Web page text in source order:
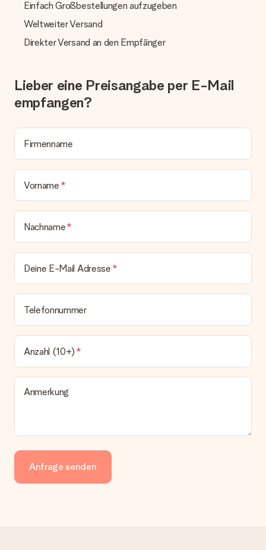
Was, wenn das Geschenk meine Erwartungen nicht
erfüllt?
Sollte das Geschenk wider Erwarten deine Erwartungen nicht
Wird die Rechnung mit der Bestellung mitverschickt?
Alle Lieferungen erfolgen ohne Rechnung und/oder
zeitgleich mit der Bestätigungsmail und kannst sie jederzeit in
deinem MySurprise Account einsehen. Du kannst das
Einfach Großbestellungen aufzugeben
Weltweiter Versand
Direkter Versand an den Empfänger
Lieber eine Preisangabe per E-Mail
empfangen?
Firmenname
Vorname
Nachname
Deine E-Mail Adresse
Telefonnummer
Anzahl (10+)
Anmerkung
Anfrage senden